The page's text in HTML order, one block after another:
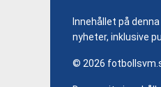
Innehållet på
nyheter, inklusive
© 2026